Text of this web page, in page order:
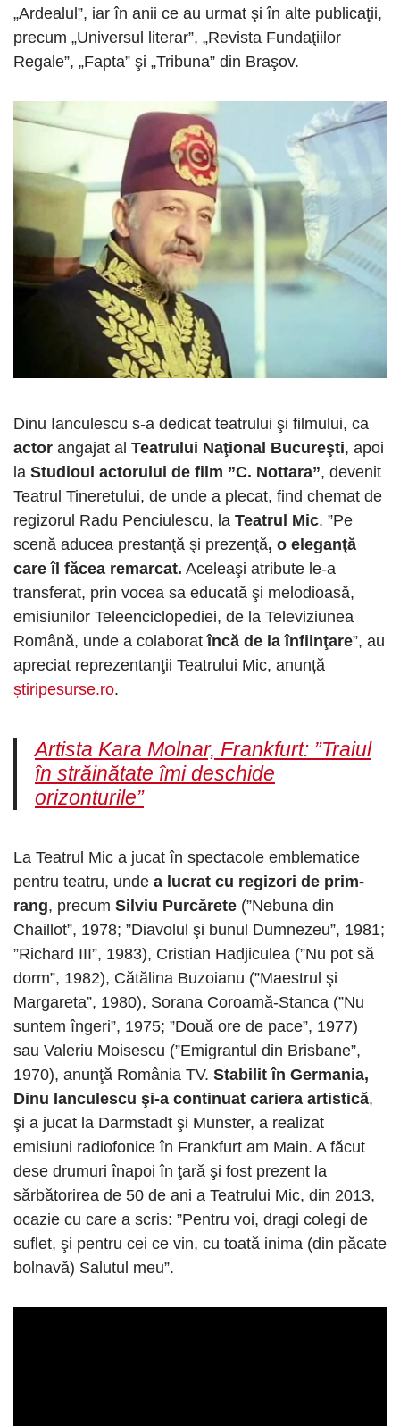
„Ardealul”, iar în anii ce au urmat şi în alte publicaţii,
precum „Universul literar”, „Revista Fundaţiilor
Regale”, „Fapta” şi „Tribuna” din Braşov.
Dinu Ianculescu s-a dedicat teatrului şi filmului, ca
actor angajat al Teatrului Naţional Bucureşti, apoi
la Studioul actorului de film ”C. Nottara”, devenit
Teatrul Tineretului, de unde a plecat, find chemat de
regizorul Radu Penciulescu, la Teatrul Mic. ”Pe
scenă aducea prestanţă şi prezenţă, o eleganţă
care îl făcea remarcat. Aceleaşi atribute le-a
transferat, prin vocea sa educată şi melodioasă,
emisiunilor Teleenciclopediei, de la Televiziunea
Română, unde a colaboratîncă de la înfiinţare”, au
apreciat reprezentanţii Teatrului Mic, anunță
știripesurse.ro.
Artista Kara Molnar, Frankfurt: ”Traiul
în străinătate îmi deschide
orizonturile”
La Teatrul Mic a jucat în spectacole emblematice
pentru teatru, unde a lucrat cu regizori de prim-
rang, precum Silviu Purcărete (”Nebuna din
Chaillot”, 1978; ”Diavolul şi bunul Dumnezeu”, 1981;
”Richard III”, 1983), Cristian Hadjiculea (”Nu pot să
dorm”, 1982), Cătălina Buzoianu (”Maestrul şi
Margareta”, 1980), Sorana Coroamă-Stanca (”Nu
suntem îngeri”, 1975; ”Două ore de pace”, 1977)
sau Valeriu Moisescu (”Emigrantul din Brisbane”,
1970), anunţă România TV. Stabilit în Germania,
Dinu Ianculescu şi-a continuat cariera artistică,
şi a jucat la Darmstadt şi Munster, a realizat
emisiuni radiofonice în Frankfurt am Main. A făcut
dese drumuri înapoi în ţară şi fost prezent la
sărbătorirea de 50 de ani a Teatrului Mic, din 2013,
ocazie cu care a scris: ”Pentru voi, dragi colegi de
suflet, şi pentru cei ce vin, cu toată inima (din păcate
bolnavă) Salutul meu”.